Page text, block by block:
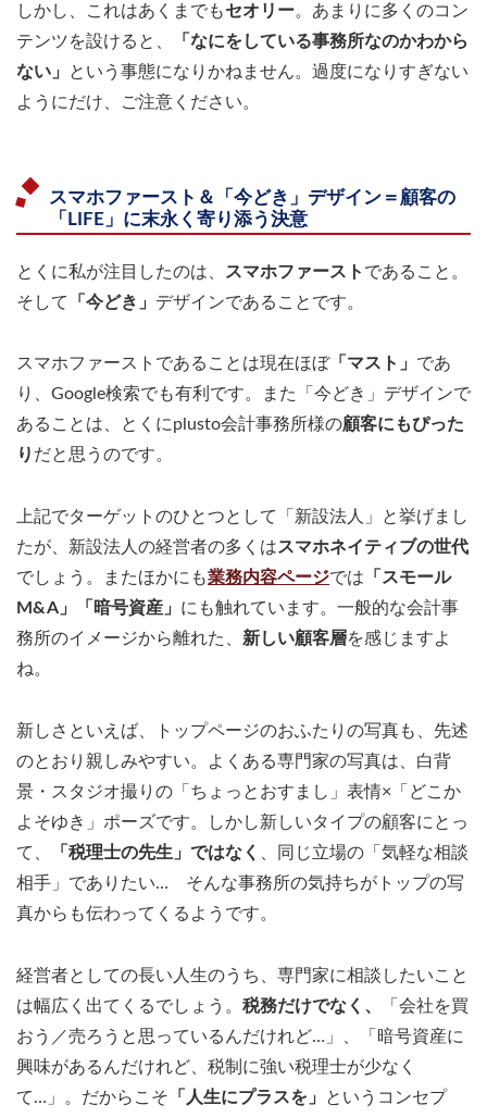
しかし、これはあくまでもセオリー。あまりに多くのコン
テンツを設けると、
「なにをしている事務所なのかわから
ない」
という事態になりかねません。過度になりすぎない
ようにだけ、ご注意ください。
スマホファースト＆「今どき」デザイン＝顧客の
「LIFE」に末永く寄り添う決意
とくに私が注目したのは、 スマホファースト であること。
そして
「今どき」 デザインであることです。
スマホファーストであることは現在ほぼ「マスト」 であ
り、Google検索でも有利です。また「今どき」デザインで
あることは、とくにplusto会計事務所様の顧客にもぴった
り だと思うのです。
上記でターゲットのひとつとして「新設法人」と挙げまし
たが、新設法人の経営者の多くはスマホネイティブの世代
でしょう。またほかにも業務内容ページでは 「スモール
M&A」「暗号資産」 にも触れています。一般的な会計事
務所のイメージから離れた、 新しい顧客層を感じますよ
ね。
新しさといえば、トップページのおふたりの写真も、先述
のとおり親しみやすい。よくある専門家の写真は、白背
景・スタジオ撮りの「ちょっとおすまし」表情×「どこか
よそゆき」ポーズです。しかし新しいタイプの顧客にとっ
て、
「税理士の先生」ではなく
、同じ立場の「気軽な相談
相手」でありたい… そんな事務所の気持ちがトップの写
真からも伝わってくるようです。
経営者としての長い人生のうち、専門家に相談したいこと
は幅広く出てくるでしょう。 税務だけでなく、
「会社を買
おう／売ろうと思っているんだけれど…」、「暗号資産に
興味があるんだけれど、税制に強い税理士が少なく
て…」。だからこそ 「人生にプラスを」
というコンセプ